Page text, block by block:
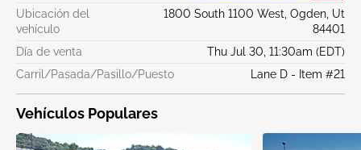
Ubicación del
vehículo
1800 South 1100 West, Ogden, Ut
84401
Día de venta
Thu Jul 30, 11:30am (EDT)
Carril/Pasada/Pasillo/Puesto
Lane D - Item #21
Vehículos Populares